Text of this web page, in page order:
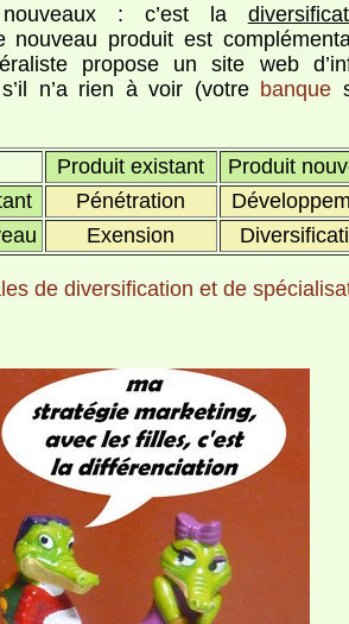
: c’est la
produit est
propose un site web
n’a rien à voir (votre banque
Produit existant
Produit
Pénétration
Exension
de diversification et de